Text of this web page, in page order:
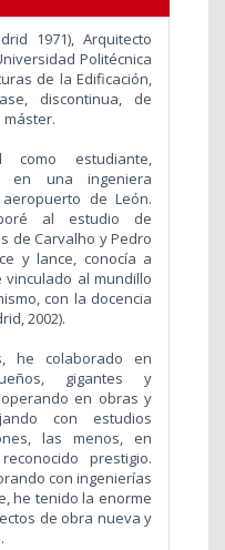
1971), Arquitecto
Politécnica
de la Edificación,
discontinua, de
estudiante,
en una ingeniera
de León.
al estudio de
de Carvalho y Pedro
y lance, conocía a
vinculado al mundillo
con la docencia
2002).
he colaborado en
gigantes y
en obras y
con estudios
las menos, en
prestigio.
con ingenierías
he tenido la enorme
de obra nueva y